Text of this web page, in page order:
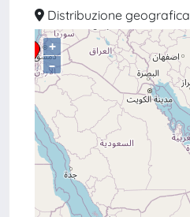
Distribuzione geografica
+
–